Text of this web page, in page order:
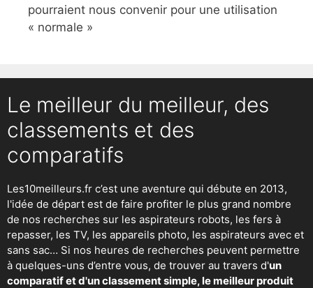
pourraient nous convenir pour une utilisation
« normale »
Le meilleur du meilleur, des
classements et des
comparatifs
Les10meilleurs.fr c’est une aventure qui débute en 2013,
l'idée de départ est de faire profiter le plus grand nombre
de nos recherches sur les aspirateurs robots, les fers à
repasser, les TV, les appareils photo, les aspirateurs avec et
sans sac… Si nos heures de recherches peuvent permettre
à quelques-uns d’entre vous, de trouver au travers d'un
comparatif et d'un classement simple, le meilleur produit